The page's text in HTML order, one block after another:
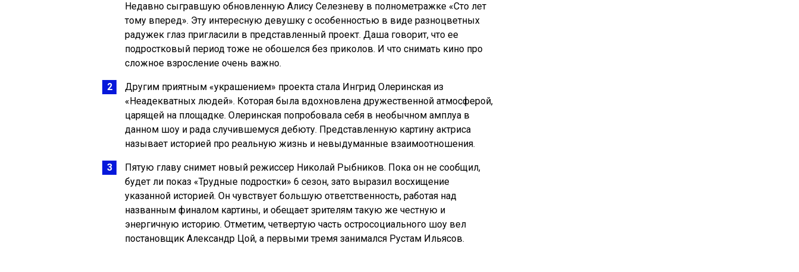
Недавно сыгравшую обновленную Алису Селезневу в полнометражке «Сто лет
тому вперед». Эту интересную девушку с особенностью в виде разноцветных
радужек глаз пригласили в представленный проект. Даша говорит, что ее
подростковый период тоже не обошелся без приколов. И что снимать кино про
сложное взросление очень важно.
Другим приятным «украшением» проекта стала Ингрид Олеринская из
«Неадекватных людей». Которая была вдохновлена дружественной атмосферой,
царящей на площадке. Олеринская попробовала себя в необычном амплуа в
данном шоу и рада случившемуся дебюту. Представленную картину актриса
называет историей про реальную жизнь и невыдуманные взаимоотношения.
Пятую главу снимет новый режиссер Николай Рыбников. Пока он не сообщил,
будет ли показ «Трудные подростки» 6 сезон, зато выразил восхищение
указанной историей. Он чувствует большую ответственность, работая над
названным финалом картины, и обещает зрителям такую же честную и
энергичную историю. Отметим, четвертую часть остросоциального шоу вел
постановщик Александр Цой, а первыми тремя занимался Рустам Ильясов.